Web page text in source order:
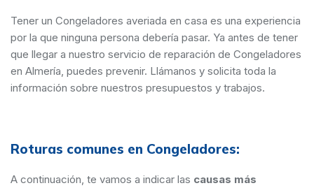
Tener un Congeladores averiada en casa es una experiencia
por la que ninguna persona debería pasar. Ya antes de tener
que llegar a nuestro servicio de reparación de Congeladores
en Almería, puedes prevenir. Llámanos y solicita toda la
información sobre nuestros presupuestos y trabajos.
Roturas comunes en Congeladores:
A continuación, te vamos a indicar las causas más